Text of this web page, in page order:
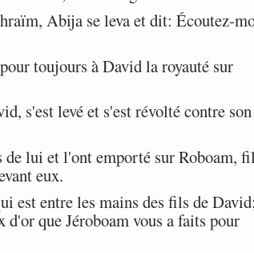
Abija se leva et dit: Écoutez-
toujours à David la royauté sur
s'est levé et s'est révolté contre son
de lui et l'ont emporté sur Roboam,
eux.
est entre les mains des fils de
d'or que Jéroboam vous a faits pour